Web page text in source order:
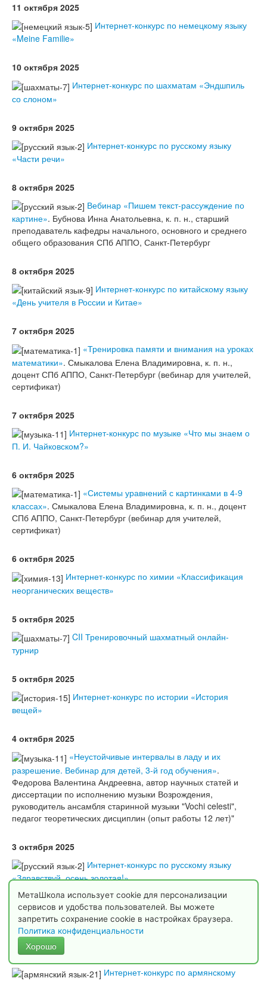
11 октября 2025
Интернет-конкурс по немецкому языку
«Meine Familie»
10 октября 2025
Интернет-конкурс по шахматам «Эндшпиль
со слоном»
9 октября 2025
Интернет-конкурс по русскому языку
«Части речи»
8 октября 2025
Вебинар «Пишем текст-рассуждение по
картине». Бубнова Инна Анатольевна, к. п. н., старший
преподаватель кафедры начального, основного и среднего
общего образования СПб АППО, Санкт-Петербург
8 октября 2025
Интернет-конкурс по китайскому языку
«День учителя в России и Китае»
7 октября 2025
«Тренировка памяти и внимания на уроках
математики». Смыкалова Елена Владимировна, к. п. н.,
доцент СПб АППО, Санкт-Петербург (вебинар для учителей,
сертификат)
7 октября 2025
Интернет-конкурс по музыке «Что мы знаем о
П. И. Чайковском?»
6 октября 2025
«Системы уравнений с картинками в 4-9
классах». Смыкалова Елена Владимировна, к. п. н., доцент
СПб АППО, Санкт-Петербург (вебинар для учителей,
сертификат)
6 октября 2025
Интернет-конкурс по химии «Классификация
неорганических веществ»
5 октября 2025
CII Тренировочный шахматный онлайн-
турнир
5 октября 2025
Интернет-конкурс по истории «История
вещей»
4 октября 2025
«Неустойчивые интервалы в ладу и их
разрешение. Вебинар для детей, 3-й год обучения».
Федорова Валентина Андреевна, автор научных статей и
диссертации по исполнению музыки Возрождения,
руководитель ансамбля старинной музыки "Vochi celesti",
педагог теоретических дисциплин (опыт работы 12 лет)"
3 октября 2025
Интернет-конкурс по русскому языку
«Здравствуй, осень золотая!»
2 октября 2025
Интернет-конкурс по биологии «Грибы»
1 октября 2025
Интернет-конкурс по армянскому
МетаШкола использует cookie для персонализации
сервисов и удобства пользователей. Вы можете
запретить сохранение cookie в настройках браузера.
Политика конфиденциальности
Хорошо